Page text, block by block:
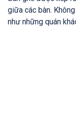
giữa các bàn.
như những quán